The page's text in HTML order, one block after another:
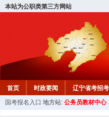
本站为公职类第三方网站
首页 时政要闻 辽宁省考招考
教材中心
国考报名入口 地方站: 公务员教材中心